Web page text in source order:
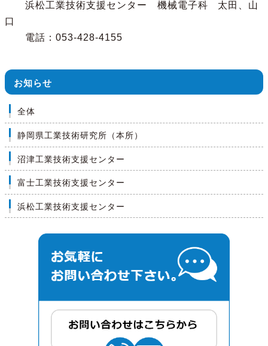
浜松工業技術支援センター 機械電子科 太田、山
口
電話：053-428-4155
お知らせ
全体
静岡県工業技術研究所（本所）
沼津工業技術支援センター
富士工業技術支援センター
浜松工業技術支援センター